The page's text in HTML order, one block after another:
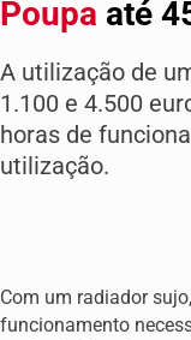
Poupa até
A utilização de
1.100 e 4.500
horas de
utilização.
Com um radiador
funcionamento